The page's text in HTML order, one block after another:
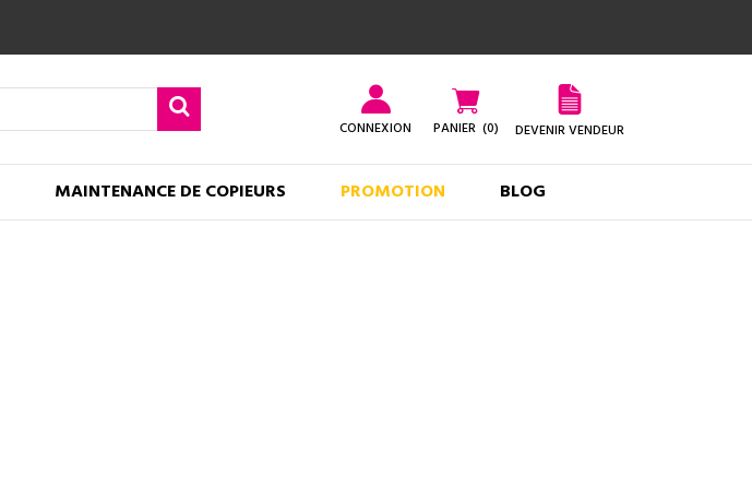
CONNEXION PANIER (0) DEVENIR VENDEUR
MAINTENANCE DE COPIEURS PROMOTION BLOG